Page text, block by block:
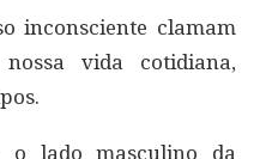
inconsciente clamam
vida cotidiana,
o lado masculino da